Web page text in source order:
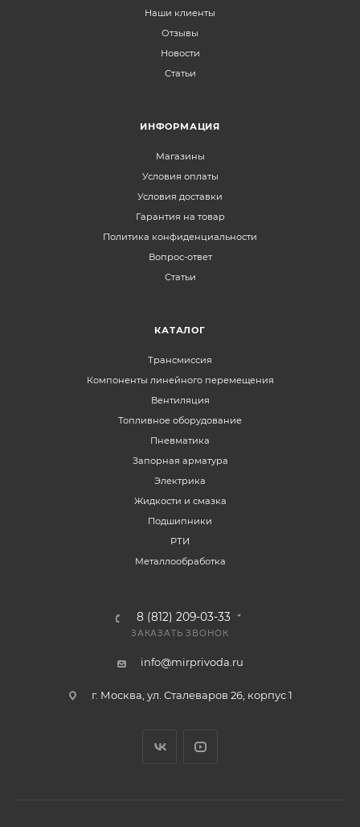
Наши клиенты
Отзывы
Новости
Статьи
ИНФОРМАЦИЯ
Магазины
Условия оплаты
Условия доставки
Гарантия на товар
Политика конфиденциальности
Вопрос-ответ
Статьи
КАТАЛОГ
Трансмиссия
Компоненты линейного перемещения
Вентиляция
Топливное оборудование
Пневматика
Запорная арматура
Электрика
Жидкости и смазка
Подшипники
РТИ
Металлообработка
8 (812) 209-03-33
ЗАКАЗАТЬ ЗВОНОК
info@mirprivoda.ru
г. Москва, ул. Сталеваров 26, корпус 1